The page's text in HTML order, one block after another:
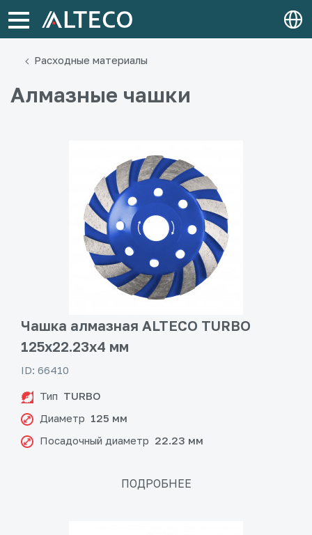
Расходные материалы
Алмазные чашки
Чашка алмазная ALTECO TURBO
125x22.23x4 мм
ID: 66410
Тип TURBO
Диаметр 125 мм
Посадочный диаметр 22.23 мм
ПОДРОБНЕЕ